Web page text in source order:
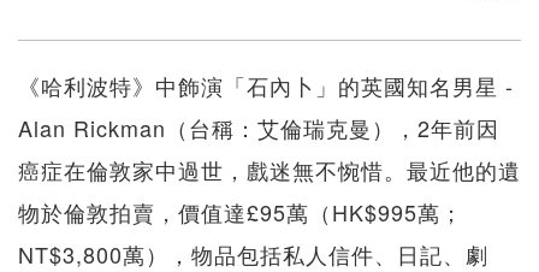
《哈利波特》中飾演「石內卜」的英國知名男星 -
Alan Rickman（台稱：艾倫瑞克曼），2年前因
癌症在倫敦家中過世，戲迷無不惋惜。最近他的遺
物於倫敦拍賣，價值達£95萬（HK$995萬；
NT$3,800萬），物品包括私人信件、日記、劇